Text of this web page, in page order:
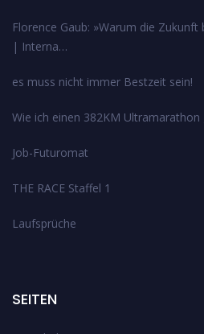
Florence Gaub: »Warum die
| Interna…
es muss nicht immer Bestzeit sein!
Wie ich einen 382KM Ultramarathon
Job-Futuromat
THE RACE Staffel 1
Laufsprüche
SEITEN